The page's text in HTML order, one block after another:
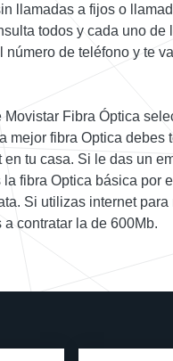
llamadas a fijos o
todos y cada uno de
número de teléfono y te
Movistar Fibra Óptica
mejor fibra Optica debes
tu casa. Si le das un
la fibra Optica básica por
Si utilizas internet para
contratar la de 600Mb.